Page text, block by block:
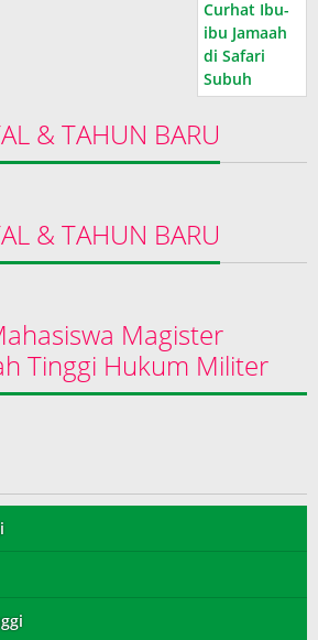
& TAHUN BARU
& TAHUN BARU
Magister
Tinggi Hukum Militer